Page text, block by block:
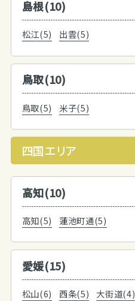
島根(10)
松江(5) 出雲(5)
鳥取(10)
鳥取(5) 米子(5)
四国エリア
高知(10)
高知(5) 蓮池町通(5)
愛媛(15)
松山(6) 西条(5) 大街道(4)